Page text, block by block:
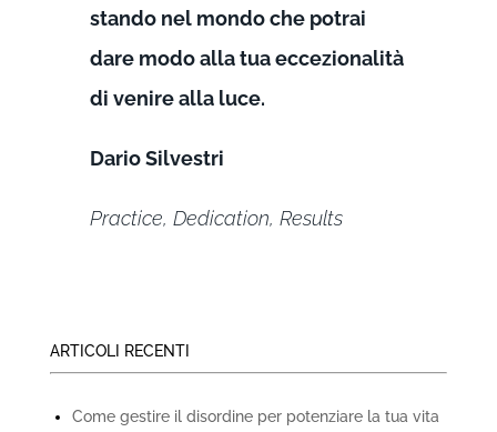
stando nel mondo che potrai
dare modo alla tua eccezionalità
di venire alla luce.
Dario Silvestri
Practice, Dedication, Results
ARTICOLI RECENTI
Come gestire il disordine per potenziare la tua vita